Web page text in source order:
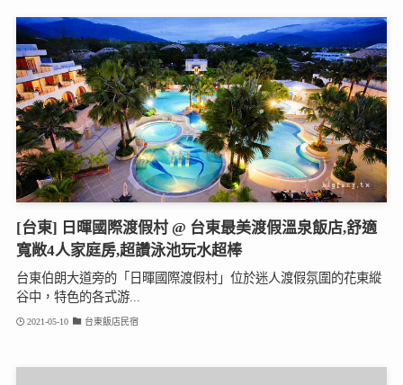
[台東] 日暉國際渡假村 @ 台東最美渡假溫泉飯店,舒適
寬敞4人家庭房,超讚泳池玩水超棒
台東伯朗大道旁的「日暉國際渡假村」位於迷人渡假氛圍的花東縱
谷中，特色的各式游...
2021-05-10 台東飯店民宿